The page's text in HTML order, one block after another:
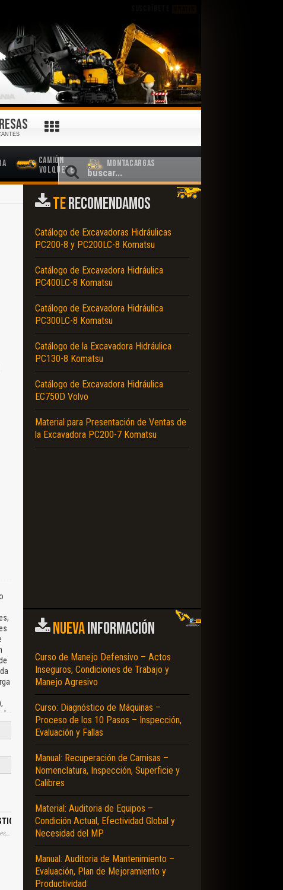
Camión
Volquete
Montacargas
– DIMENSIONES – EQUIPAMIENTO – RANGOS DE TRABAJO – CAPACIDAD
Tags: catalogo, especificaciones, gratis, detalles, informacion, datos, komatsus, excavadores, hidraulicas, caracteristicas, dimensión, trabajos, elevaciones, equipos, especificación, aprender, descargas
TERECOMENDAMOS
Catálogo de Excavadoras Hidráulicas
PC200-8 y PC200LC-8 Komatsu
Catálogo de Excavadora Hidráulica
PC400LC-8 Komatsu
Catálogo de Excavadora Hidráulica
PC300LC-8 Komatsu
Catálogo de la Excavadora Hidráulica
PC130-8 Komatsu
Catálogo de Excavadora Hidráulica
EC750D Volvo
Material para Presentación de Ventas de
la Excavadora PC200-7 Komatsu
NUEVAINFORMACIÓN
Curso de Manejo Defensivo – Actos
Inseguros, Condiciones de Trabajo y
Manejo Agresivo
Curso: Diagnóstico de Máquinas –
Proceso de los 10 Pasos – Inspección,
Evaluación y Fallas
Manual: Recuperación de Camisas –
Nomenclatura, Inspección, Superficie y
Calibres
Material: Auditoria de Equipos –
Condición Actual, Efectividad Global y
Necesidad del MP
Manual: Auditoria de Mantenimiento –
Evaluación, Plan de Mejoramiento y
Productividad